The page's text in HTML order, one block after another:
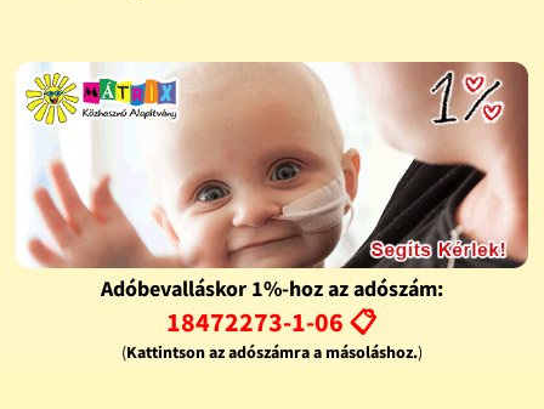
Adóbevalláskor 1%-hoz az adószám:
18472273-1-06 📋
(Kattintson az adószámra a másoláshoz.)